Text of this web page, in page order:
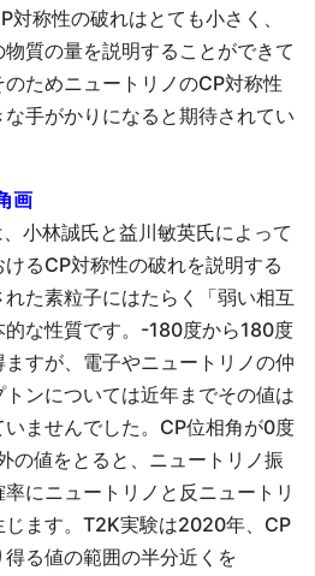
対称性の破れはとても小さく、
質の量を説明することができて
ためニュートリノのCP対称性
手がかりになると期待されてい
画
小林誠氏と益川敏英氏によって
けるCP対称性の破れを説明する
れた素粒子にはたらく「弱い相互
的な性質です。-180度から180度
すが、電子やニュートリノの仲
トンについては近年までその値は
ませんでした。CP位相角が0度
の値をとると、ニュートリノ振
にニュートリノと反ニュートリ
じます。T2K実験は2020年、CP
る値の範囲の半分近くを